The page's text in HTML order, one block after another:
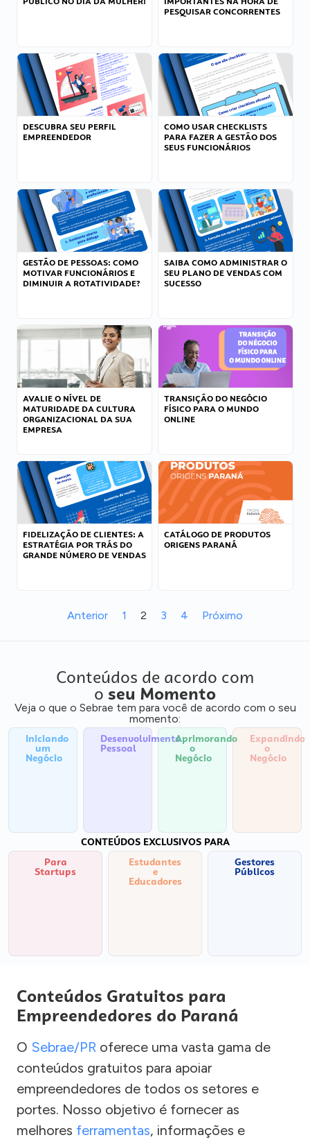
PESQUISAR CONCORRENTES
DESCUBRA SEU PERFIL
EMPREENDEDOR
COMO USAR CHECKLISTS
PARA FAZER A GESTÃO DOS
SEUS FUNCIONÁRIOS
GESTÃO DE PESSOAS: COMO
MOTIVAR FUNCIONÁRIOS E
DIMINUIR A ROTATIVIDADE?
SAIBA COMO ADMINISTRAR O
SEU PLANO DE VENDAS COM
SUCESSO
AVALIE O NÍVEL DE
MATURIDADE DA CULTURA
ORGANIZACIONAL DA SUA
EMPRESA
TRANSIÇÃO DO NEGÓCIO
FÍSICO PARA O MUNDO
ONLINE
FIDELIZAÇÃO DE CLIENTES: A
ESTRATÉGIA POR TRÁS DO
GRANDE NÚMERO DE VENDAS
CATÁLOGO DE PRODUTOS
ORIGENS PARANÁ
Anterior 1 2 3 4 Próximo
Conteúdos de acordo com
o seu Momento
Veja o que o Sebrae tem para você de acordo com o seu
momento:
Iniciando
um
Negócio
Desenvolvimento
Pessoal
Aprimorando
o
Negócio
Expandindo
o
Negócio
CONTEÚDOS EXCLUSIVOS PARA
Para
Startups
Estudantes
e
Educadores
Gestores
Públicos
Conteúdos Gratuitos para
Empreendedores do Paraná
O Sebrae/PR oferece uma vasta gama de
conteúdos gratuitos para apoiar
empreendedores de todos os setores e
portes. Nosso objetivo é fornecer as
melhores ferramentas, informações e